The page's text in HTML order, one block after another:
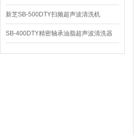
新芝SB-500DTY扫频超声波清洗机
SB-400DTY精密轴承油脂超声波清洗器